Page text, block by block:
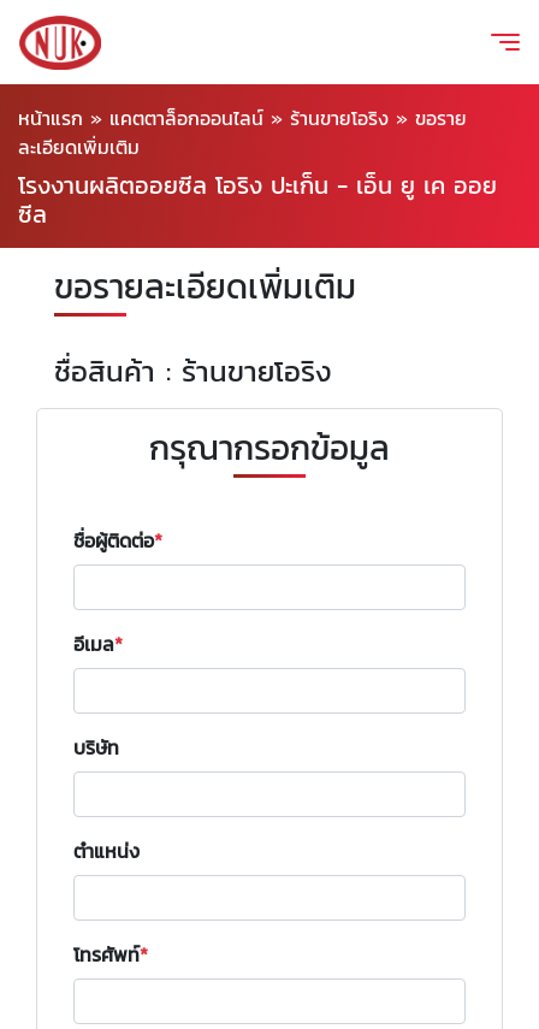
หน้าแรก » แคตตาล็อกออนไลน์ » ร้านขายโอริง » ขอราย
ละเอียดเพิ่มเติม
โรงงานผลิตออยซีล โอริง ปะเก็น - เอ็น ยู เค ออย
ซีล
ขอรายละเอียดเพิ่มเติม
ชื่อสินค้า : ร้านขายโอริง
กรุณากรอกข้อมูล
ชื่อผู้ติดต่อ
อีเมล
บริษัท
ตำแหน่ง
โทรศัพท์